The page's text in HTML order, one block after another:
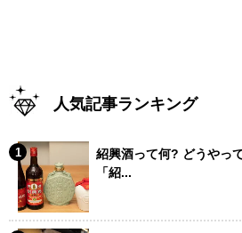
人気記事ランキング
紹興酒って何? どうやっ
「紹...